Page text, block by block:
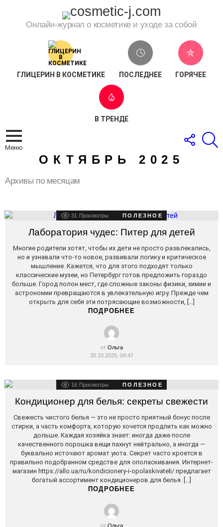
Онлайн-журнал о косметике и уходе за собой
ГЛИЦЕРИН В КОСМЕТИКЕ ПОСЛЕДНЕЕ ГОРЯЧЕЕ
В ТРЕНДЕ
Меню
ЗА
ОКТЯБРЬ 2025
Архивы по месяцам
LATEST
STORIES
31 Просмотры ПОЛЕЗНОЕ
Лаборатория чудес: Питер для детей
Многие родители хотят, чтобы их дети не просто развлекались,
но и узнавали что-то новое, развивали логику и критическое
мышление. Кажется, что для этого подходят только
классические музеи, но Петербург готов предложить гораздо
больше. Город полон мест, где сложные законы физики, химии и
астрономии превращаются в увлекательную игру. Прежде чем
открыть для себя эти потрясающие возможности, […]
ПОДРОБНЕЕ
от Ольга
30.10.2025, 04:47
16 Просмотры ПОЛЕЗНОЕ
Кондиционер для белья: секреты свежести
Свежесть чистого белья — это не просто приятный бонус после
стирки, а часть комфорта, которую хочется продлить как можно
дольше. Каждая хозяйка знает: иногда даже после
качественного порошка вещи пахнут нейтрально, а иногда —
буквально источают аромат уюта. Секрет часто кроется в
правильно подобранном средстве для ополаскивания. Интернет-
магазин https://allo.ua/ru/kondicionery-i-opolaskivateli/ предлагает
богатый ассортимент кондиционеров для белья. […]
ПОДРОБНЕЕ
от Ольга